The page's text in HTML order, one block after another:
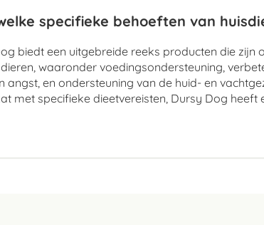
specifieke behoeften van
biedt een uitgebreide reeks producten die
waaronder voedingsondersteuning,
angst, en ondersteuning van de huid- en
met specifieke dieetvereisten, Dursy Dog